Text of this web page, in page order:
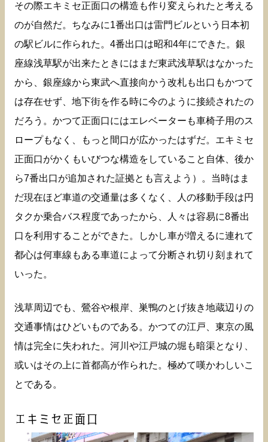
その際エキミセ正面口の構造も作り変えられたと考える
のが自然だ。ちなみに1番出口は雷門ビルという日本初
の駅ビルに作られた。4番出口は昭和4年にできた。銀
座線浅草駅が出来たときにはまだ東武浅草駅はなかった
から、銀座線から東武へ直接向かう改札も出口もかつて
は存在せず、地下街を作る時に今のように接続されたの
だろう。かつて正面口にはエレベーターも車椅子用のス
ロープもなく、もっと間口が広かったはずだ。エキミセ
正面口がかくもいびつな構造をしていること自体、後か
ら7番出口が追加された証拠とも言えよう）。当時はま
だ現在ほど車道の交通量は多くなく、人の移動手段は円
タクか乗合バス程度であったから、人々は容易に8番出
口を利用することができた。しかし車が増えるに連れて
都心は何車線もある車道によって分断され切り刻まれて
いった。
浅草周辺でも、鶯谷や根岸、巣鴨のとげ抜き地蔵辺りの
交通事情はひどいものである。かつての江戸、東京の風
情は完全に失われた。河川や江戸城の堀も暗渠となり、
或いはその上に首都高が作られた。極めて嘆かわしいこ
とである。
エキミセ正面口